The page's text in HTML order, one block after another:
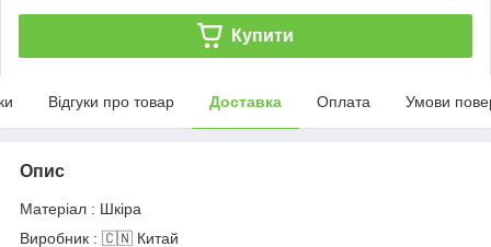
Купити
Відгуки про товар Доставка Оплата Умови
Опис
Матеріал : Шкіра
Виробник : 🇨🇳 Китай